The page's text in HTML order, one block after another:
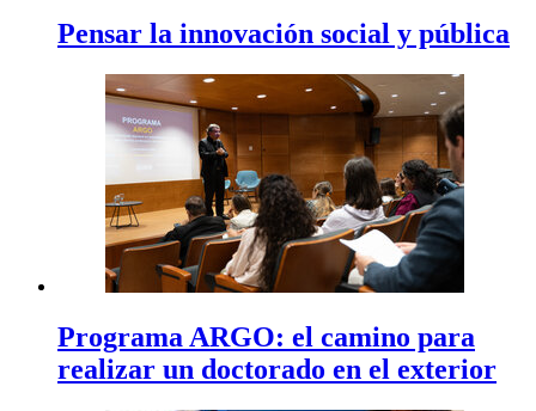
Pensar la innovación social y pública
Programa ARGO: el camino para
realizar un doctorado en el exterior